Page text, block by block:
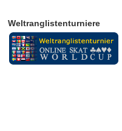
Weltranglistenturniere